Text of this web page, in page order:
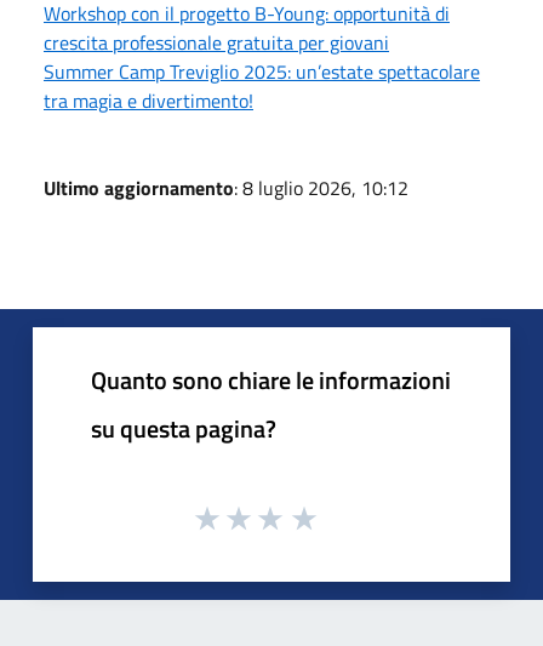
Workshop con il progetto B-Young: opportunità di
crescita professionale gratuita per giovani
Summer Camp Treviglio 2025: un’estate spettacolare
tra magia e divertimento!
Ultimo aggiornamento: 8 luglio 2026, 10:12
Quanto sono chiare le informazioni
su questa pagina?